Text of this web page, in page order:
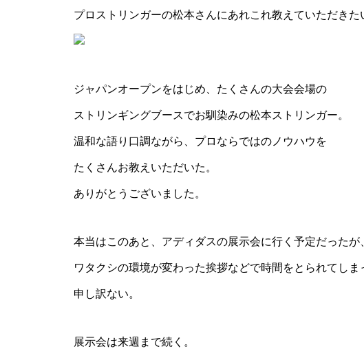
プロストリンガーの松本さんにあれこれ教えていただきた
ジャパンオープンをはじめ、たくさんの大会会場の
ストリンギングブースでお馴染みの松本ストリンガー。
温和な語り口調ながら、プロならではのノウハウを
たくさんお教えいただいた。
ありがとうございました。
本当はこのあと、アディダスの展示会に行く予定だったが
ワタクシの環境が変わった挨拶などで時間をとられてしま
申し訳ない。
展示会は来週まで続く。